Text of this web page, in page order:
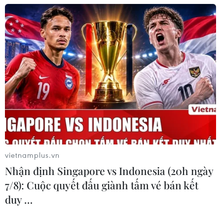
04/08/2026 22:42
Iran-Oman đàm phán thiết lập tuyến
hàng hải mới qua eo biển Hormuz
04/08/2026 22:42
Cố vấn quân sự Iran tiết lộ
sốc, tuyên bố hàng trăm binh sĩ Mỹ
đã thiệt mạng
04/08/2026 15:51
Liban và Israel nối lại đàm phán trực
tiếp về giải giáp Hezbollah
vietnamplus.vn
Nhận định Singapore vs Indonesia (20h ngày
7/8): Cuộc quyết đấu giành tấm vé bán kết
duy …